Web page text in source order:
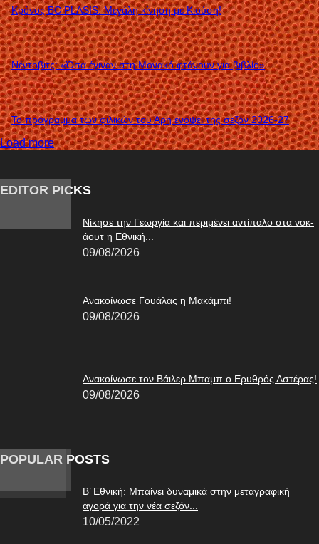
Κρόνος BC PLASIS: Μεγάλη κίνηση με Κιούση!
Νέντοβιτς: «Όσα έγιναν στη Μονακό φτάνουν για βιβλίο»
Το πρόγραμμα των φιλικών του Άρη ενόψει της σεζόν 2026-27
Load more
EDITOR PICKS
Νίκησε την Γεωργία και περιμένει αντίπαλο στα νοκ-
άουτ η Εθνική...
09/08/2026
Ανακοίνωσε Γουάλας η Μακάμπι!
09/08/2026
Ανακοίνωσε τον Βάιλερ Μπαμπ ο Ερυθρός Αστέρας!
09/08/2026
POPULAR POSTS
Β’ Εθνική: Μπαίνει δυναμικά στην μεταγραφική
αγορά για την νέα σεζόν...
10/05/2022